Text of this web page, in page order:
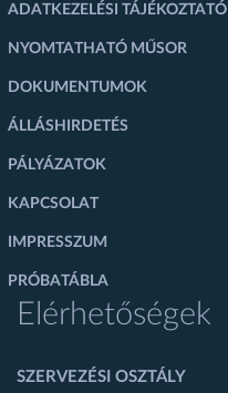
ADATKEZELÉSI TÁJÉKOZTATÓ
NYOMTATHATÓ MŰSOR
DOKUMENTUMOK
ÁLLÁSHIRDETÉS
PÁLYÁZATOK
KAPCSOLAT
IMPRESSZUM
PRÓBATÁBLA
Elérhetőségek
SZERVEZÉSI OSZTÁLY